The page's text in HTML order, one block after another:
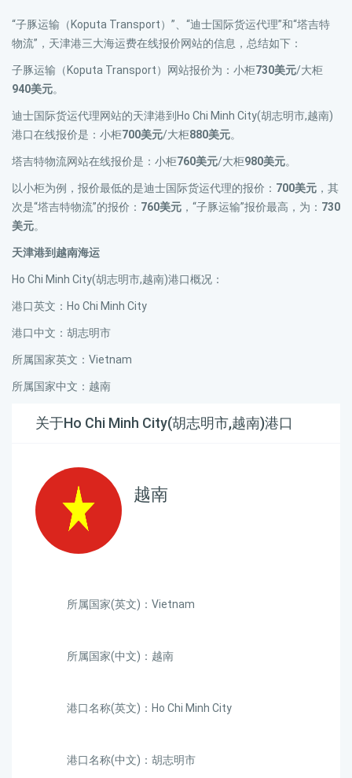
“子豚运输（Koputa Transport）”、“迪士国际货运代理”和“塔吉特
物流”，天津港三大海运费在线报价网站的信息，总结如下：
子豚运输（Koputa Transport）网站报价为：小柜730美元/大柜
940美元。
迪士国际货运代理网站的天津港到Ho Chi Minh City(胡志明市,越南)
港口在线报价是：小柜700美元/大柜880美元。
塔吉特物流网站在线报价是：小柜760美元/大柜980美元。
以小柜为例，报价最低的是迪士国际货运代理的报价： 700美元 ，其
次是“塔吉特物流”的报价： 760美元 ，“子豚运输”报价最高，为： 730
美元。
天津港到越南海运
Ho Chi Minh City(胡志明市,越南)港口概况：
港口英文：Ho Chi Minh City
港口中文：胡志明市
所属国家英文：Vietnam
所属国家中文：越南
关于Ho Chi Minh City(胡志明市,越南)港口
越南
所属国家(英文)：Vietnam
所属国家(中文)：越南
港口名称(英文)：Ho Chi Minh City
港口名称(中文)：胡志明市